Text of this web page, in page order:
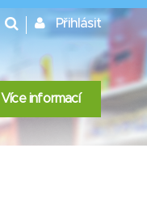
Přihlásit
Více informací